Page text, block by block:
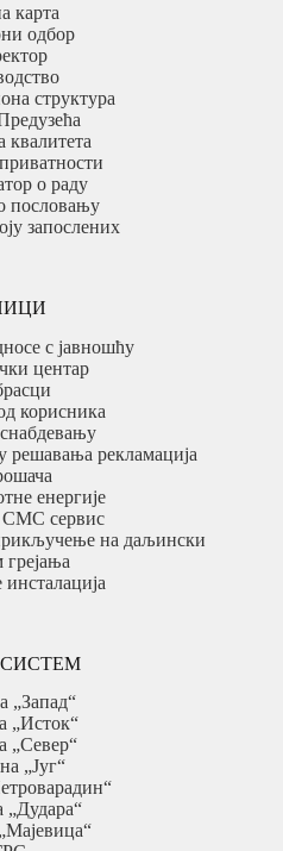
карта
одбор
структура
квалитета
о раду
пословању
запослених
с јавношћу
центар
корисника
решавања рекламација
енергије
СМС сервис
на даљински
грејања
„Запад“
„Исток“
„Север“
„Југ“
„Дудара“